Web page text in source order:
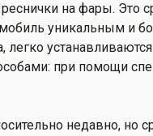
на фары. Это
уникальным и
при помощи
недавно, но